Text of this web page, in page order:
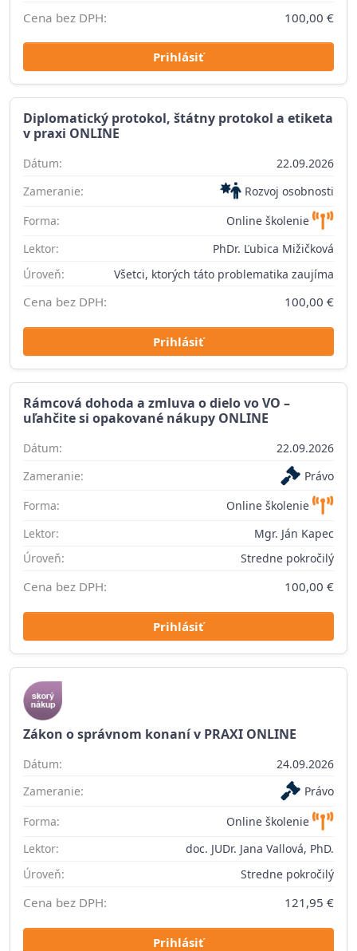
Cena bez DPH: 100,00 €
Prihlásiť
Diplomatický protokol, štátny protokol a etiketa
v praxi ONLINE
Dátum:
22.09.2026
Zameranie:
Rozvoj osobnosti
Forma:
Online školenie
Lektor:
PhDr. Ľubica Mižičková
Úroveň:
Všetci, ktorých táto problematika zaujíma
Cena bez DPH: 100,00 €
Prihlásiť
Rámcová dohoda a zmluva o dielo vo VO –
uľahčite si opakované nákupy ONLINE
Dátum:
22.09.2026
Zameranie:
Právo
Forma:
Online školenie
Lektor:
Mgr. Ján Kapec
Úroveň:
Stredne pokročilý
Cena bez DPH: 100,00 €
Prihlásiť
Zákon o správnom konaní v PRAXI ONLINE
Dátum:
24.09.2026
Zameranie:
Právo
Forma:
Online školenie
Lektor:
doc. JUDr. Jana Vallová, PhD.
Úroveň:
Stredne pokročilý
Cena bez DPH: 121,95 €
Prihlásiť